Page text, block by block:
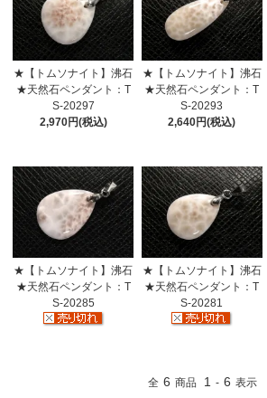
★【トムソナイト】沸石
★天然石ペンダント：T
S-20297
2,970円(税込)
★【トムソナイト】沸石
★天然石ペンダント：T
S-20293
2,640円(税込)
★【トムソナイト】沸石
★天然石ペンダント：T
S-20285
★【トムソナイト】沸石
★天然石ペンダント：T
S-20281
全 6 商品 1 - 6 表示